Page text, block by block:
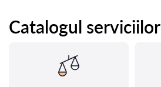
Catalogul serviciilor